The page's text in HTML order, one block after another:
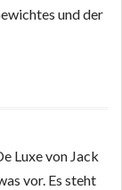
und der
Luxe von Jack
vor. Es steht